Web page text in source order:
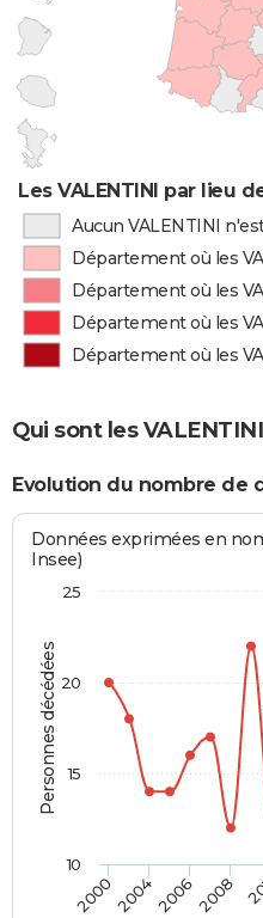
Les VALENTINI par lieu
Aucun VALENTINI
Département où les
Département où les
Département où les
Département où les
Qui sont les
Evolution du nombre de
Personnes décédées
Données exprimées en
Insee)
2000200420062008
10
15
20
25